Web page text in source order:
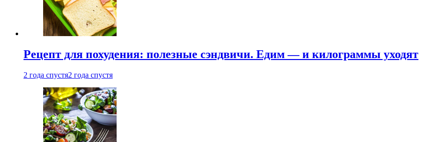
Рецепт для похудения: полезные сэндвичи. Едим — и килограммы уходят
2 года спустя2 года спустя